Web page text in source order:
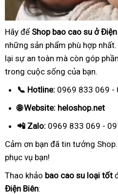
Hãy để Shop bao cao su ở
những sản phẩm phù hợp
lại sự an toàn mà còn góp
trong cuộc sống của bạn.
📞 Hotline: 0969 833 069 -
🌐 Website: heloshop.net
📲 Zalo: 0969 833 069 -
Cảm ơn bạn đã tin tưởng
phục vụ bạn!
Thao khảo bao cao su loại tốt
Điện Biên: